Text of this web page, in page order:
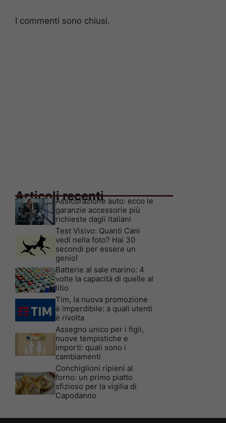
I commenti sono chiusi.
Articoli recenti
Assicurazione auto: ecco le
garanzie accessorie più
richieste dagli italiani
Test Visivo: Quanti Cani
vedi nella foto? Hai 30
secondi per essere un
genio!
Batterie al sale marino: 4
volte la capacità di quelle al
litio
Tim, la nuova promozione
è imperdibile: a quali utenti
è rivolta
Assegno unico per i figli,
nuove tempistiche e
importi: quali sono i
cambiamenti
Conchiglioni ripieni al
forno: un primo piatto
sfizioso per la vigilia di
Capodanno